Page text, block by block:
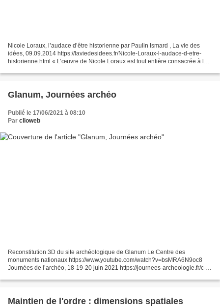
Nicole Loraux, l’audace d’être historienne par Paulin Ismard , La vie des
idées, 09.09.2014 https://laviedesidees.fr/Nicole-Loraux-l-audace-d-etre-
historienne.html « L’œuvre de Nicole Loraux est tout entière consacrée à la
Glanum, Journées archéo
Publié le 17/06/2021 à 08:10
Par clioweb
Reconstitution 3D du site archéologique de Glanum Le Centre des
monuments nationaux https://www.youtube.com/watch?v=bsMRA6N9oc8
Journées de l’archéo, 18-19-20 juin 2021 https://journees-archeologie.fr/c-
Maintien de l'ordre : dimensions spatiales